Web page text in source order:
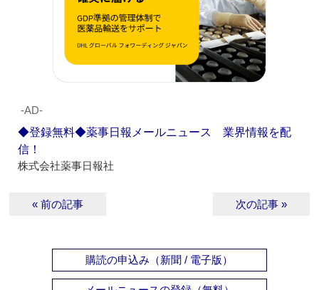
‐AD‐
◆登録無料◆薬事日報メールニュース 業界情報を配
信！
株式会社薬事日報社
« 前の記事 次の記事 »
購読の申込み（新聞 / 電子版）